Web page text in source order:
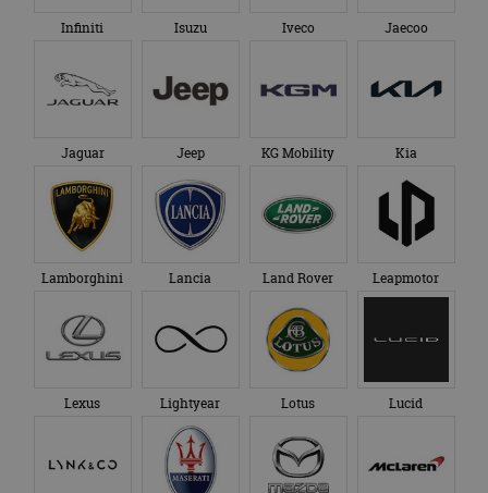
Infiniti Isuzu Iveco Jaecoo
Jaguar Jeep KG Mobility Kia
Lamborghini Lancia Land Rover Leapmotor
Lexus Lightyear Lotus Lucid